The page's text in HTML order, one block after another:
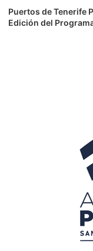
Puertos de Tenerife
Edición del